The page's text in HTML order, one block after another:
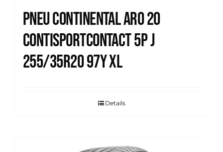
Pneu Continental Aro 20
Contisportcontact 5p J
255/35R20 97Y XL
Details